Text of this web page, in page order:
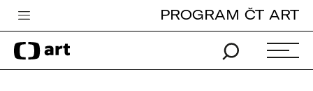
Česká televize
Zpravodajství
PROGRAM ČT ART